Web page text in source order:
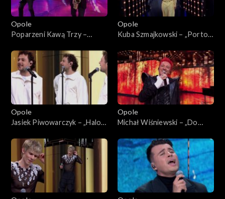
Opole
Poparzeni Kawą Trzy –
Koncert „Premiery”
Opole
Kuba Szmajkowski – „Porto”.
„Premiery”
Opole
Jasiek Piwowarczyk – „Halo
„Premiery”
Opole
Michał Wiśniewski – „Do
Koncert „Premiery”